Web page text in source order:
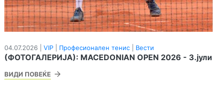
04.07.2026 | VIP Професионален тенис Вести
(ФОТОГАЛЕРИЈА): MACEDONIAN OPEN 2026 - 3.јули
ВИДИ ПОВЕЌЕ